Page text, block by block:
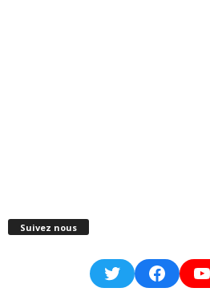
Suivez nous
Twitter